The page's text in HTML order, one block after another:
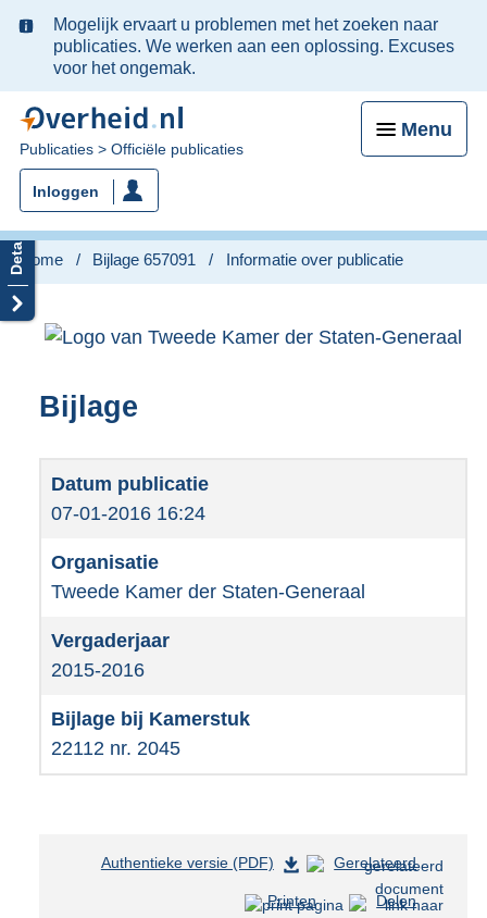
Ter
informatie:
Mogelijk ervaart u problemen met het zoeken naar
publicaties. We werken aan een oplossing. Excuses
voor het ongemak.
Menu
U
bent
nu
hier:
Publicaties Officiële publicaties
Inloggen
Home Bijlage 657091 Informatie over publicatie
Bijlage
07-01-2016 16:24
Tweede Kamer der Staten-Generaal
2015-2016
22112 nr. 2045
Authentieke versie (PDF)
s
Gerelateerd
Printen Delen